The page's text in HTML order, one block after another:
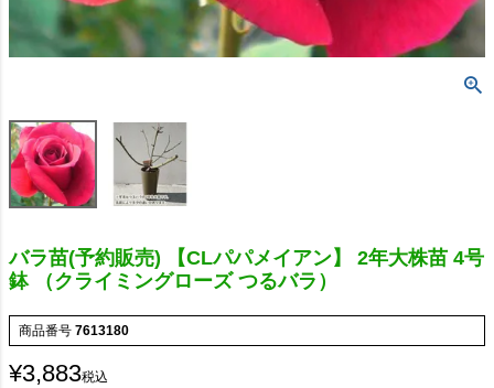
バラ苗(予約販売) 【CLパパメイアン】 2年大株苗 4号
鉢 （クライミングローズ つるバラ）
商品番号 7613180
¥3,883税込